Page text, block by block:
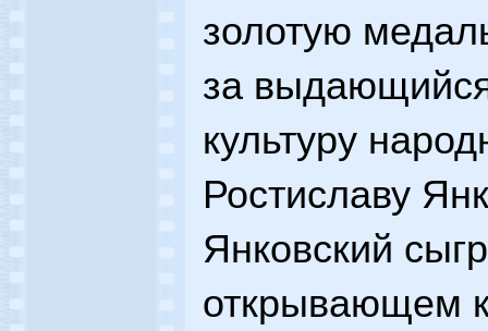
золотую
за
культуру
Ростиславу
Янковский
открывающем